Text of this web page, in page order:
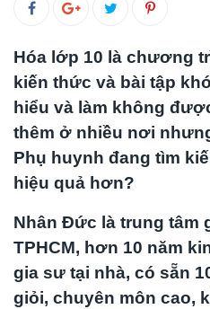
Hóa lớp 10 là chương
kiến thức và bài tập
hiểu và làm không
thêm ở nhiều nơi
Phụ huynh đang tìm
hiệu quả hơn?
Nhân Đức là trung tâm
TPHCM, hơn 10 năm
gia sư tại nhà, có sẵn
giỏi, chuyên môn cao,